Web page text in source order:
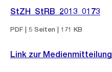
StZH_StRB_2013_0173
PDF | 5 Seiten | 171 KB
Link zur Medienmitteilung